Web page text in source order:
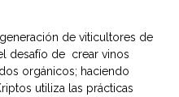
de viticultores de
desafío de crear vinos
orgánicos; haciendo
utiliza las prácticas